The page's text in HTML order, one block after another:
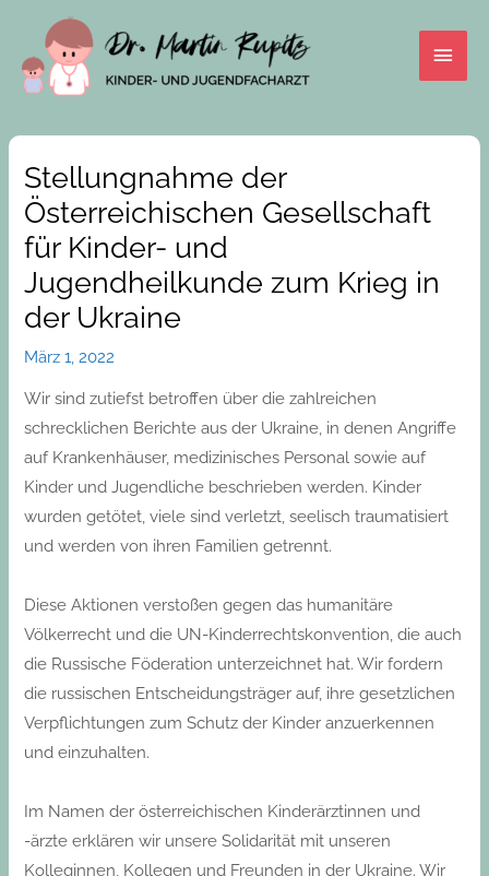
content
Main
Stellungnahme der
Österreichischen Gesellschaft
für Kinder- und
Jugendheilkunde zum Krieg in
der Ukraine
März 1, 2022
Wir sind zutiefst betroffen über die zahlreichen
schrecklichen Berichte aus der Ukraine, in denen Angriffe
auf Krankenhäuser, medizinisches Personal sowie auf
Kinder und Jugendliche beschrieben werden. Kinder
wurden getötet, viele sind verletzt, seelisch traumatisiert
und werden von ihren Familien getrennt.
Diese Aktionen verstoßen gegen das humanitäre
Völkerrecht und die UN-Kinderrechtskonvention, die auch
die Russische Föderation unterzeichnet hat. Wir fordern
die russischen Entscheidungsträger auf, ihre gesetzlichen
Verpflichtungen zum Schutz der Kinder anzuerkennen
und einzuhalten.
Im Namen der österreichischen Kinderärztinnen und
-ärzte erklären wir unsere Solidarität mit unseren
Kolleginnen, Kollegen und Freunden in der Ukraine. Wir